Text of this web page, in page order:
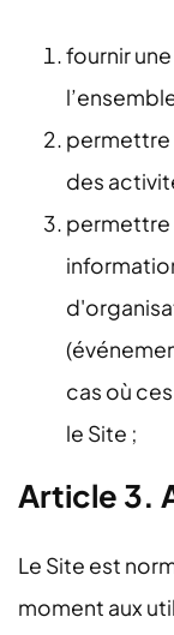
fournir
permettre
des
permettre
cas où
le Site ;
Article 3.
Le Site est
moment aux